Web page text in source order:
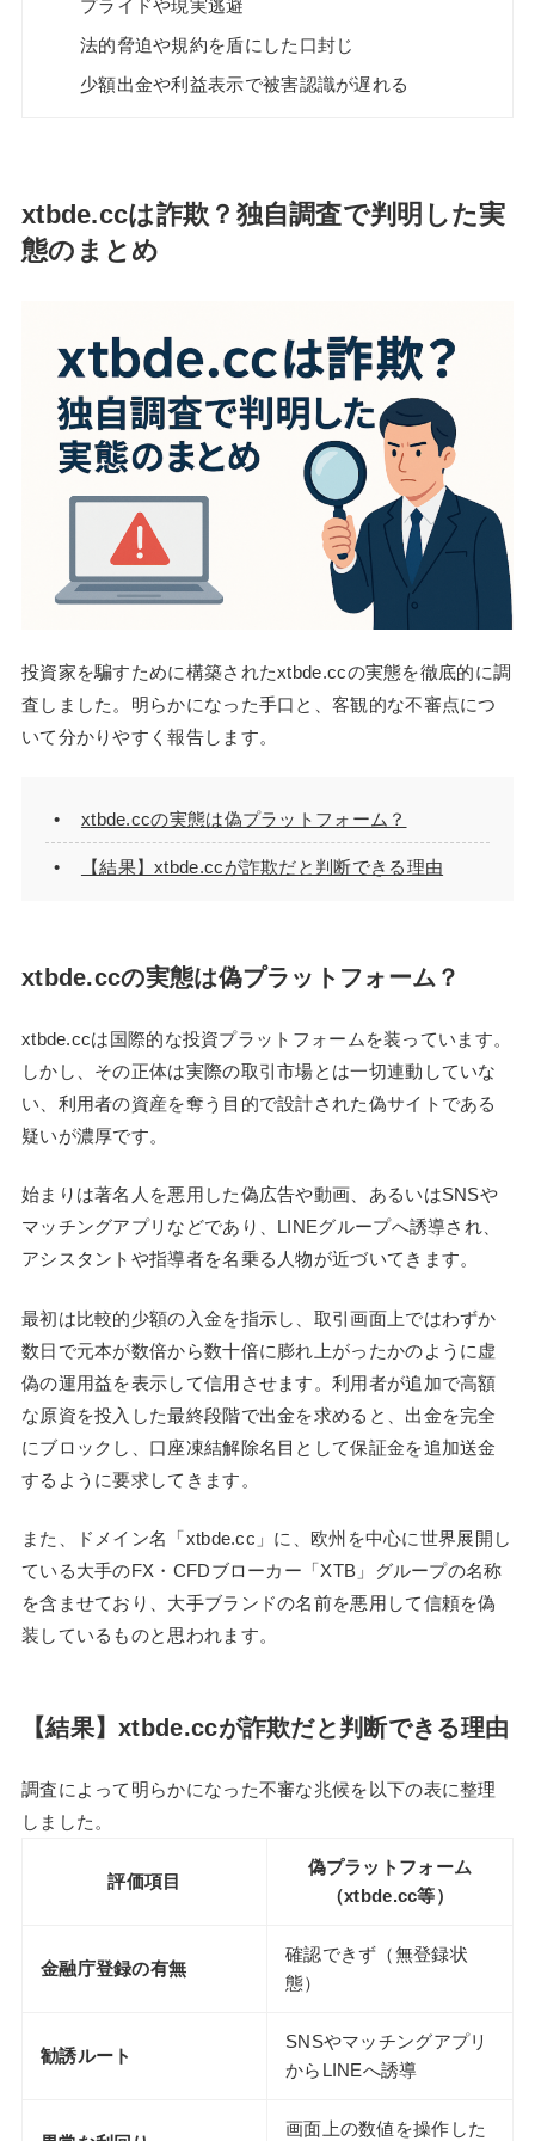
プライドや現実逃避
法的脅迫や規約を盾にした口封じ
少額出金や利益表示で被害認識が遅れる
xtbde.ccは詐欺？独自調査で判明した実
態のまとめ
投資家を騙すために構築されたxtbde.ccの実態を徹底的に調
査しました。明らかになった手口と、客観的な不審点につ
いて分かりやすく報告します。
xtbde.ccの実態は偽プラットフォーム？
【結果】xtbde.ccが詐欺だと判断できる理由
xtbde.ccの実態は偽プラットフォーム？
xtbde.ccは国際的な投資プラットフォームを装っています。
しかし、その正体は実際の取引市場とは一切連動していな
い、利用者の資産を奪う目的で設計された偽サイトである
疑いが濃厚です。
始まりは著名人を悪用した偽広告や動画、あるいはSNSや
マッチングアプリなどであり、LINEグループへ誘導され、
アシスタントや指導者を名乗る人物が近づいてきます。
最初は比較的少額の入金を指示し、取引画面上ではわずか
数日で元本が数倍から数十倍に膨れ上がったかのように虚
偽の運用益を表示して信用させます。利用者が追加で高額
な原資を投入した最終段階で出金を求めると、出金を完全
にブロックし、口座凍結解除名目として保証金を追加送金
するように要求してきます。
また、ドメイン名「xtbde.cc」に、欧州を中心に世界展開し
ている大手のFX・CFDブローカー「XTB」グループの名称
を含ませており、大手ブランドの名前を悪用して信頼を偽
装しているものと思われます。
【結果】xtbde.ccが詐欺だと判断できる理由
調査によって明らかになった不審な兆候を以下の表に整理
しました。
評価項目
偽プラットフォーム
（xtbde.cc等）
金融庁登録の有無
確認できず（無登録状
態）
勧誘ルート
SNSやマッチングアプリ
からLINEへ誘導
画面上の数値を操作した